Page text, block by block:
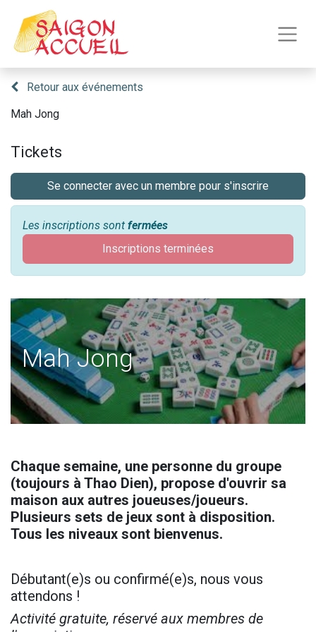
Retour aux événements
Mah Jong
Tickets
Se connecter avec un membre pour s'inscrire
Les inscriptions sont fermées
Inscriptions terminées
Mah Jong
Chaque semaine, une personne du groupe
(toujours à Thao Dien), propose d'ouvrir sa
maison aux autres joueuses/joueurs.
Plusieurs sets de jeux sont à disposition.
Tous les niveaux sont bienvenus.
Débutant(e)s ou confirmé(e)s, nous vous
attendons !
Activité gratuite, réservé aux membres de